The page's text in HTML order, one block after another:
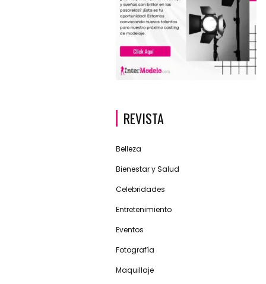
REVISTA
Belleza
Bienestar y Salud
Celebridades
Entretenimiento
Eventos
Fotografía
Maquillaje